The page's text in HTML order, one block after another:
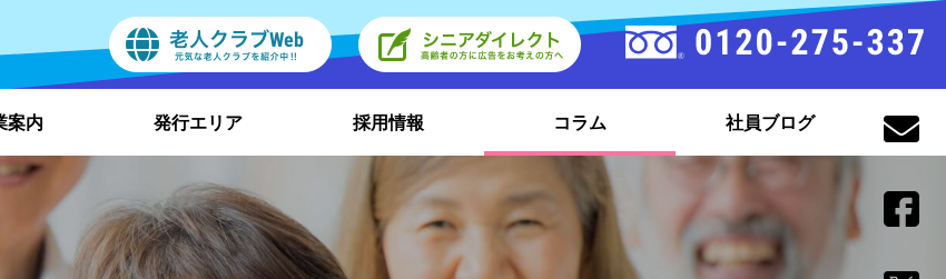
案内 発行エリア 採用情報 コラム 社員ブログ